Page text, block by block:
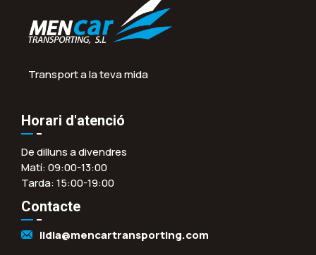
Transport a la teva mida
Horari d'atenció
De dilluns a divendres
Matí: 09:00-13:00
Tarda: 15:00-19:00
Contacte
lidia@mencartransporting.com